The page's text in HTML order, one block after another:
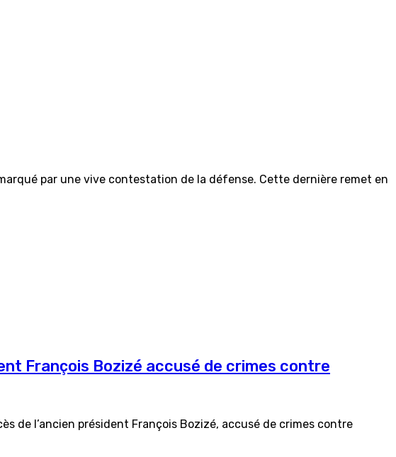
par une vive contestation de la défense. Cette dernière remet en
François Bozizé accusé de crimes contre
de l’ancien président François Bozizé, accusé de crimes contre